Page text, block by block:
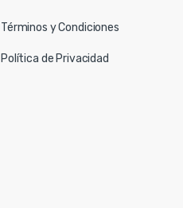
Términos y Condiciones
Política de Privacidad